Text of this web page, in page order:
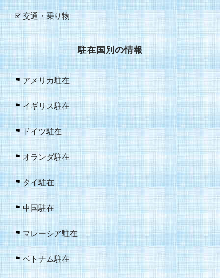
交通・乗り物
駐在国別の情報
アメリカ駐在
イギリス駐在
ドイツ駐在
オランダ駐在
タイ駐在
中国駐在
マレーシア駐在
ベトナム駐在